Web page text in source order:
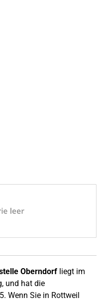
Oberndorf liegt im
und hat die
Wenn Sie in Rottweil